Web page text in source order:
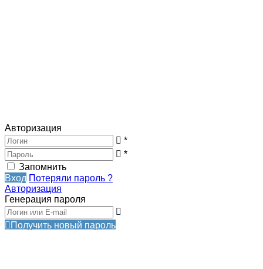
Авторизация
*
*
Запомнить
Вход Потеряли пароль ?
Авторизация
Генерация пароля
Получить новый пароль